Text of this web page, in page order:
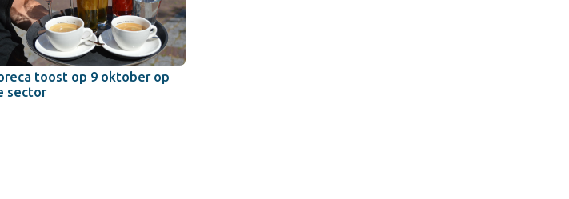
toost op 9 oktober op
sector